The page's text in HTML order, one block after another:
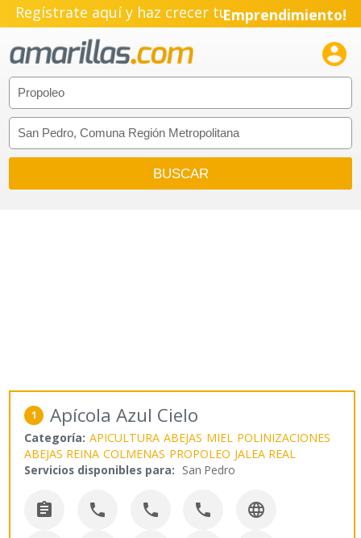
Regístrate aquí y haz crecer tuEmprendimiento!

1 Apícola Azul Cielo
Categoría: APICULTURA ABEJAS MIEL POLINIZACIONES
ABEJAS REINA COLMENAS PROPOLEO JALEA REAL
Servicios disponibles para: San Pedro
    